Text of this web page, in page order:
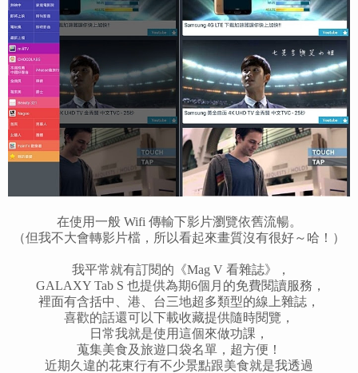
在使用一般 Wifi 傳輸下影片瀏覽依舊流暢。
（但我不大會轉影片檔，所以看起來畫質沒有很好～哈！）
我平常就有訂閱的《Mag V 看雜誌》，
GALAXY Tab S 也提供為期6個月的免費閱讀服務，
裡面有含括中、港、台三地超多類型的線上雜誌，
喜歡的話還可以下載收藏提供隨時閱覽，
日常我就是使用這個來做功課，
蒐集美食及旅遊口袋名單，超方便！
近期久違的花東行有不少景點跟美食就是我透過